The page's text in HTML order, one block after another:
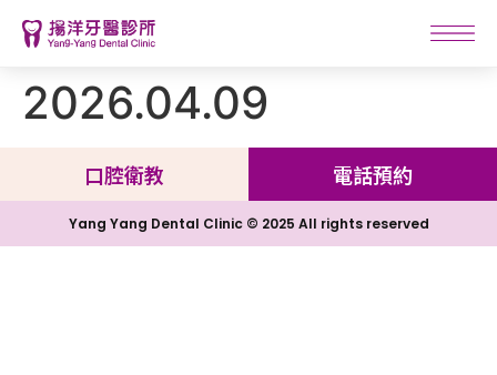
2026.04.09
口腔衛教 電話預約
Yang Yang Dental Clinic © 2025 All rights reserved